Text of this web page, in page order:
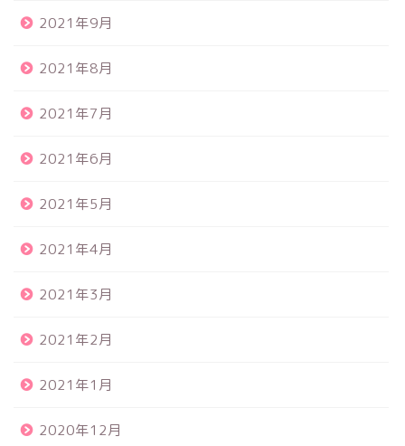
2021年9月
2021年8月
2021年7月
2021年6月
2021年5月
2021年4月
2021年3月
2021年2月
2021年1月
2020年12月